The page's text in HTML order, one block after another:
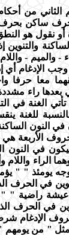
الثاني من
حرف ساكن
أو نقول هو
- والميم -
وجب الإدغام
معا حرفا
بعدها راء
الغنة في
للغنة
في النون
الأربعة هي
في النون
الراء
" " يؤمئذ
في الحرف
" " قول
في الحرف
الإدغام
مثل " من